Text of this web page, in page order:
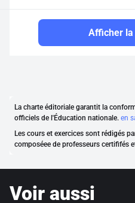
Afficher
La charte éditoriale garantit la
officiels de l'Éducation nationale. en
Les cours et exercices sont rédigés
composéee de professeurs certififés
Voir aussi